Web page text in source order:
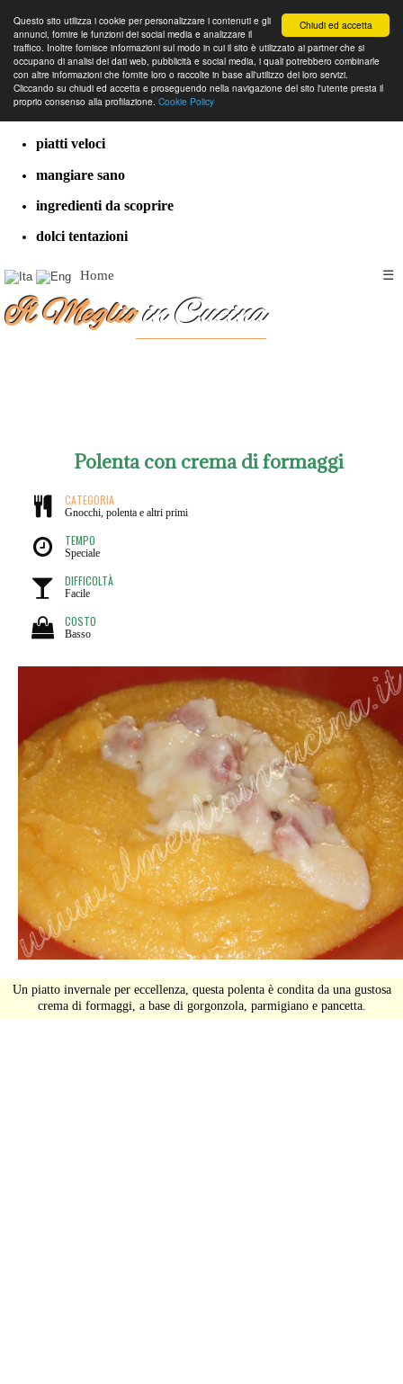
Chiudi ed accetta
Questo sito utilizza i cookie per personalizzare i contenuti e gli
annunci, fornire le funzioni dei social media e analizzare il
traffico. Inoltre fornisce informazioni sul modo in cui il sito è utilizzato ai partner che si
occupano di analisi dei dati web, pubblicità e social media, i quali potrebbero combinarle
con altre informazioni che fornite loro o raccolte in base all'utilizzo dei loro servizi.
Cliccando su chiudi ed accetta e proseguendo nella navigazione del sito l'utente presta il
proprio consenso alla profilazione. Cookie Policy
cucina dal mondo
ricette classiche
piatti veloci
mangiare sano
ingredienti da scoprire
dolci tentazioni
Home ☰
Il Meglioin Cucina
Polenta con crema di formaggi
CATEGORIA
Gnocchi, polenta e altri primi
TEMPO
Speciale
DIFFICOLTÀ
Facile
COSTO
Basso
Un piatto invernale per eccellenza, questa polenta è condita da una gustosa
crema di formaggi, a base di gorgonzola, parmigiano e pancetta.